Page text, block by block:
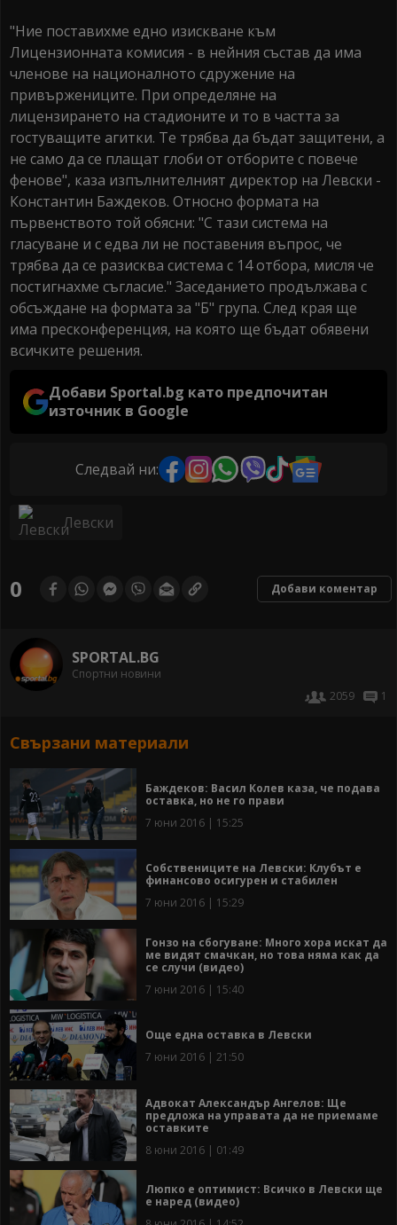
"Ние поставихме едно изискване към
Лицензионната комисия - в нейния състав да има
членове на националното сдружение на
привържениците. При определяне на
лицензирането на стадионите и то в частта за
гостуващите агитки. Те трябва да бъдат защитени, а
не само да се плащат глоби от отборите с повече
фенове", каза изпълнителният директор на Левски -
Константин Баждеков. Относно формата на
първенството той обясни: "С тази система на
гласуване и с едва ли не поставения въпрос, че
трябва да се разисква система с 14 отбора, мисля че
постигнахме съгласие." Заседанието продължава с
обсъждане на формата за "Б" група. След края ще
има пресконференция, на която ще бъдат обявени
всичките решения.
Добави Sportal.bg като предпочитан
източник в Google
Следвай ни:
Левски
0 Добави коментар
SPORTAL.BG
Спортни новини
2059
1
Свързани материали
Баждеков: Васил Колев каза, че подава
оставка, но не го прави
7 юни 2016 | 15:25
Собствениците на Левски: Клубът е
финансово осигурен и стабилен
7 юни 2016 | 15:29
Гонзо на сбогуване: Много хора искат да
ме видят смачкан, но това няма как да
се случи (видео)
7 юни 2016 | 15:40
Още една оставка в Левски
7 юни 2016 | 21:50
Адвокат Александър Ангелов: Ще
предложа на управата да не приемаме
оставките
8 юни 2016 | 01:49
Люпко е оптимист: Всичко в Левски ще
е наред (видео)